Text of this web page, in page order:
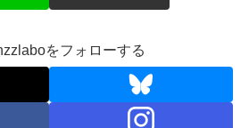
をフォローする